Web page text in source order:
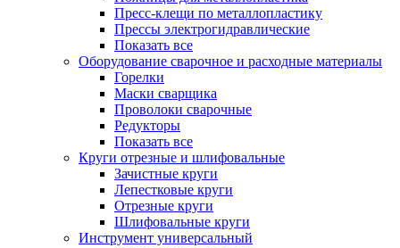
Пресс-клещи по металлопластику
Прессы электрогидравлические
Показать все
Оборудование сварочное и расходные материалы
Горелки
Маски сварщика
Проволоки сварочные
Редукторы
Показать все
Круги отрезные и шлифовальные
Зачистные круги
Лепестковые круги
Отрезные круги
Шлифовальные круги
Инструмент универсальный